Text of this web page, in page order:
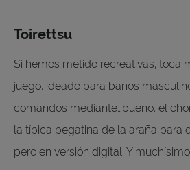
Toirettsu
Si hemos metido recreativas, toca
juego, ideado para baños
comandos mediante…bueno, el
la típica pegatina de la araña para
pero en versión digital. Y